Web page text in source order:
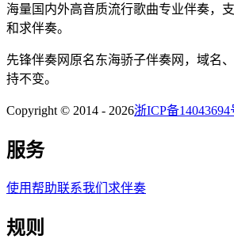
海量国内外高音质流行歌曲专业伴奏，
和求伴奏。
先锋伴奏网 原名东海骄子伴奏网 ，域名
持不变。
Copyright © 2014 - 2026浙ICP备14043694
服务
使用帮助联系我们 求伴奏
规则